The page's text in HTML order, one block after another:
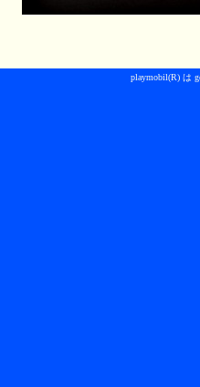
playmobil(R) は